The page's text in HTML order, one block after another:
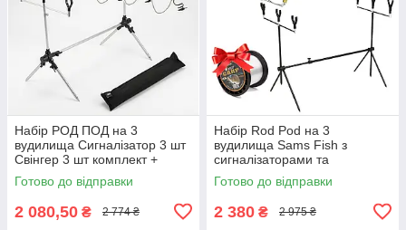
Набір РОД ПОД на 3
вудилища Сигналізатор 3 шт
Свінгер 3 шт комплект +
чохол
Готово до відправки
2 080,50 ₴ 2 774 ₴
Набір Rod Pod на 3
вудилища Sams Fish з
сигналізаторами та
свінгерами + чохол
Готово до відправки
2 380 ₴ 2 975 ₴